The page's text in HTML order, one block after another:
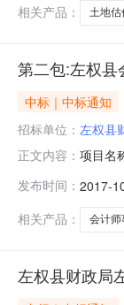
相关产品：
土地估
第二包:左权
中标｜中标通知
招标单位： 左权县
正文内容： 项目名
结果公
务中
发布时间： 2017-
相关产品：
会计师
左权县财政局